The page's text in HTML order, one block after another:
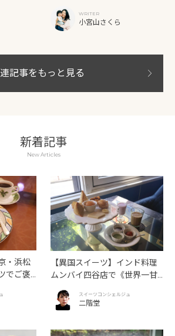
WRITER
小宮山さくら
記事をもっと見る
新着記事
New Articles
・浜松
でご褒
【異国スイーツ】インド料理
ムンバイ四谷店で《世界一甘
いインドアフタヌーンティ
ー》を味わうスイーツコンシェルジュ
二階堂